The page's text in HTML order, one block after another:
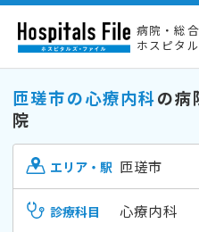
病院・総
ホスピタ
匝瑳市の心療内科の病
院
エリア・駅 匝瑳市
診療科目 心療内科